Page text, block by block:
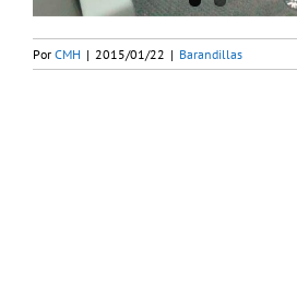
Por CMH | 2015/01/22 | Barandillas